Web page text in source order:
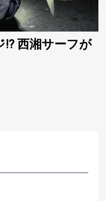
⁉ 西湘サーフが